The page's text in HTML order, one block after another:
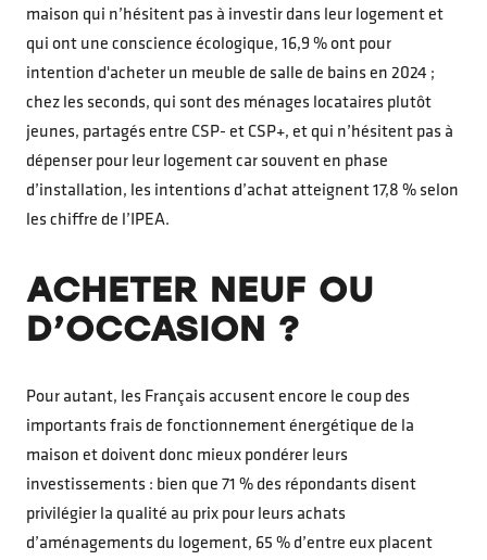
maison qui n’hésitent pas à investir dans leur logement et
qui ont une conscience écologique, 16,9 % ont pour
intention d'acheter un meuble de salle de bains en 2024 ;
chez les seconds, qui sont des ménages locataires plutôt
jeunes, partagés entre CSP- et CSP+, et qui n’hésitent pas à
dépenser pour leur logement car souvent en phase
d’installation, les intentions d’achat atteignent 17,8 % selon
les chiffre de l’IPEA.
ACHETER NEUF OU
D’OCCASION ?
Pour autant, les Français accusent encore le coup des
importants frais de fonctionnement énergétique de la
maison et doivent donc mieux pondérer leurs
investissements : bien que 71 % des répondants disent
privilégier la qualité au prix pour leurs achats
d’aménagements du logement, 65 % d’entre eux placent